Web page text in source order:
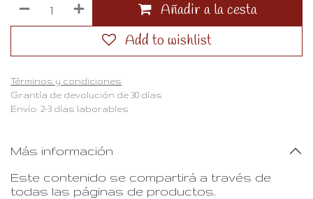
Añadir a la cesta
Add to wishlist
Términos y condiciones
Grantía de devolución de 30 días
Envío: 2-3 días laborables
Más información
Este contenido se compartirá a través de
todas las páginas de productos.